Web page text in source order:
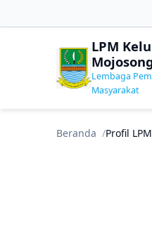
LPM
Lembaga
Masyarakat
Beranda Profil LPM